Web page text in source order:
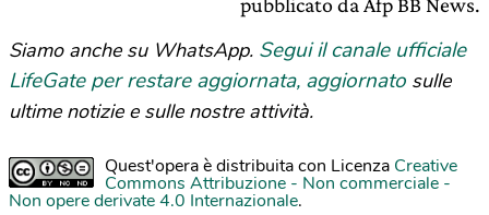
Siamo anche su WhatsApp. Segui il canale ufficiale
LifeGate per restare aggiornata, aggiornato sulle
ultime notizie e sulle nostre attività.
Quest'opera è distribuita con Licenza Creative
Commons Attribuzione - Non commerciale -
Non opere derivate 4.0 Internazionale.